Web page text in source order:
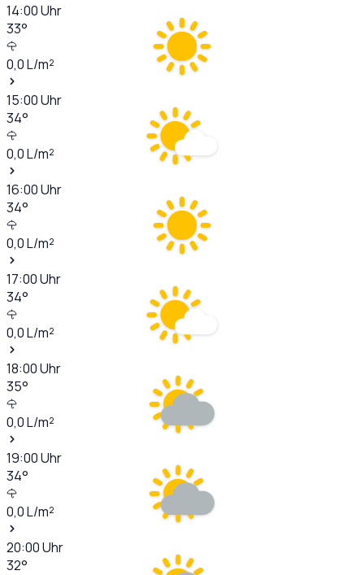
14:00Uhr
33°
0,0L/m²
15:00Uhr
34°
0,0L/m²
16:00Uhr
34°
0,0L/m²
17:00Uhr
34°
0,0L/m²
18:00Uhr
35°
0,0L/m²
19:00Uhr
34°
0,0L/m²
20:00Uhr
32°